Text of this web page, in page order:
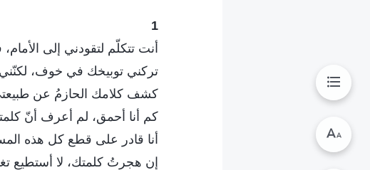
1
أنت تتكلّم لتقودني إلى
تركني توبيخك في خوف،
كشف كلامك الحازمُ عن
كم أنا أحمق، لم أعرف أنّ
أنا قادر على قطع كل هذه
إن هجرتُ كلمتك، لا أستطيع